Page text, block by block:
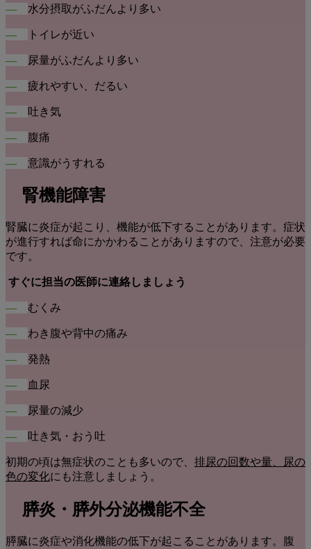
― 水分摂取がふだんより多い
― トイレが近い
― 尿量がふだんより多い
― 疲れやすい、だるい
― 吐き気
― 腹痛
― 意識がうすれる
腎機能障害
腎臓に炎症が起こり、機能が低下することがあります。症状
が進行すれば命にかかわることがありますので、注意が必要
です。
すぐに担当の医師に連絡しましょう
― むくみ
― わき腹や背中の痛み
― 発熱
― 血尿
― 尿量の減少
― 吐き気・おう吐
初期の頃は無症状のことも多いので、 排尿の回数や量、尿の
色の変化にも注意しましょう。
膵炎・膵外分泌機能不全
膵臓に炎症や消化機能の低下が起こることがあります。腹